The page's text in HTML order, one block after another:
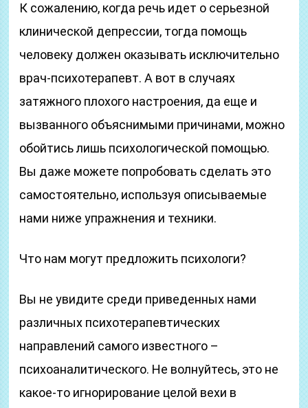
К сожалению, когда речь идет о серьезной
клинической депрессии, тогда помощь
человеку должен оказывать исключительно
врач-психотерапевт. А вот в случаях
затяжного плохого настроения, да еще и
вызванного объяснимыми причинами, можно
обойтись лишь психологической помощью.
Вы даже можете попробовать сделать это
самостоятельно, используя описываемые
нами ниже упражнения и техники.
Что нам могут предложить психологи?
Вы не увидите среди приведенных нами
различных психотерапевтических
направлений самого известного –
психоаналитического. Не волнуйтесь, это не
какое-то игнорирование целой вехи в